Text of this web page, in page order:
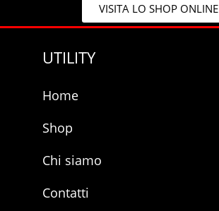
p
VISITA LO SHOP ONLINE
UTILITY
Home
Shop
Chi siamo
Contatti